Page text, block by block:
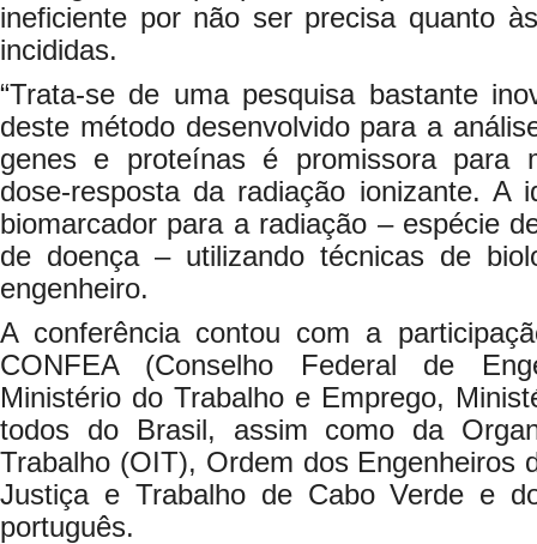
ineficiente por não ser precisa quanto
incididas.
“Trata-se de uma pesquisa bastante
deste método desenvolvido para a
genes e proteínas é promissora para
dose-resposta da radiação ionizante. A
biomarcador para a radiação – espécie
de doença – utilizando técnicas de
engenheiro.
A conferência contou com a
CONFEA (Conselho Federal de
Ministério do Trabalho e Emprego,
todos do Brasil, assim como da
Trabalho (OIT), Ordem dos Engenheiros
Justiça e Trabalho de Cabo Verde e
português.